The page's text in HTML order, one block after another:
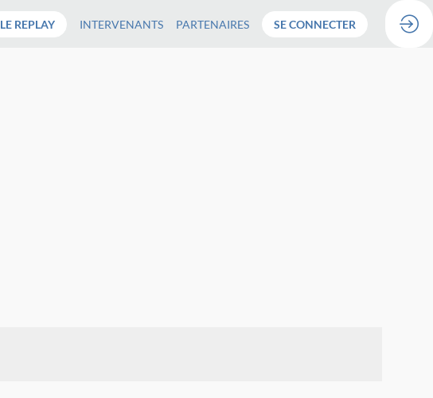
LE REPLAY INTERVENANTS PARTENAIRES SE CONNECTER